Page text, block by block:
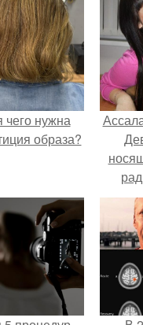
чего нужна
образа?